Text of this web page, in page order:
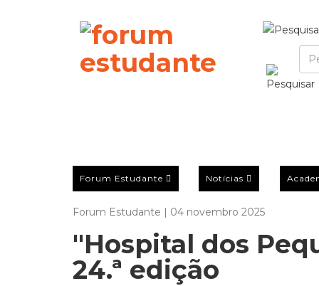
Forum Estudante Notícias
Forum Estudante | 04 novembro 2025
"Hospital dos
24.ª edição